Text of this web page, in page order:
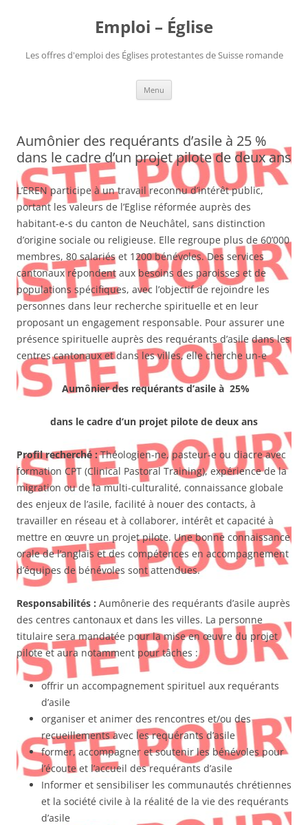
Emploi – Église
Les offres d'emploi des Églises protestantes de Suisse romande
Menu
Aumônier des requérants d’asile à 25 %
dans le cadre d’un projet pilote de deux ans
L’EREN participe à un travail reconnu d’intérêt public,
portant les valeurs de l’Eglise réformée auprès des
habitant-e-s du canton de Neuchâtel, sans distinction
d’origine sociale ou religieuse. Elle regroupe plus de 60’000
membres, 80 salariés et 1200 bénévoles. Des services
cantonaux répondent aux besoins des paroisses et de
populations spécifiques, avec l’objectif de rejoindre les
personnes dans leur recherche spirituelle et en leur
proposant un engagement responsable. Pour assurer une
présence spirituelle auprès des requérants d’asile dans les
centres cantonaux et dans les villes, elle cherche un-e
Aumônier des requérants d’asile à 25%
dans le cadre d’un projet pilote de deux ans
Profil recherché :Théologien-ne, pasteur-e ou diacre avec
formation CPT (Clinical Pastoral Training), expérience de la
migration ou de la multi-culturalité, connaissance globale
des enjeux de l’asile, facilité à nouer des contacts, à
travailler en réseau et à collaborer, intérêt et capacité à
mettre en œuvre un projet pilote. Une bonne connaissance
orale de l’anglais et des compétences en accompagnement
d’équipes de bénévoles sont attendues.
Responsabilités : Aumônerie des requérants d’asile auprès
des centres cantonaux et dans les villes. La personne
titulaire sera mandatée pour la mise en œuvre du projet
pilote et aura notamment pour tâches :
offrir un accompagnement spirituel aux requérants
d’asile
organiser et animer des rencontres et/ou des
recueillements avec les requérants d’asile
former, accompagner et soutenir les bénévoles pour
l’écoute et l’accueil des requérants d’asile
Informer et sensibiliser les communautés chrétiennes
et la société civile à la réalité de la vie des requérants
d’asile